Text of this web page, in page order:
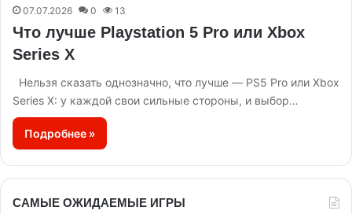
07.07.2026 0 13
Что лучше Playstation 5 Pro или Xbox
Series X
Нельзя сказать однозначно, что лучше — PS5 Pro или Xbox
Series X: у каждой свои сильные стороны, и выбор…
Подробнее »
САМЫЕ ОЖИДАЕМЫЕ ИГРЫ